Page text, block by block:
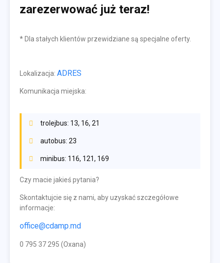
zarezerwować już teraz!
* Dla stałych klientów przewidziane są specjalne oferty.
Lokalizacja: ADRES
Komunikacja miejska:
trolejbus: 13, 16, 21
autobus: 23
minibus: 116, 121, 169
Czy macie jakieś pytania?
Skontaktujcie się z nami, aby uzyskać szczegółowe
informacje:
office@cdamp.md
0 795 37 295 (Oxana)